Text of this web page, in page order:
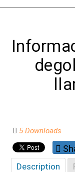
5 Downloads
Description